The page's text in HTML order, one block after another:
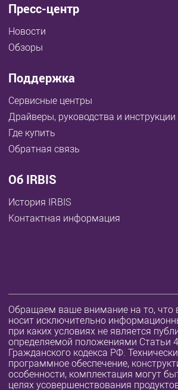
Пресс-центр
Новости
Обзоры
Поддержка
Сервисные центры
Драйверы, руководства и инструкции
Где купить
Обратная связь
Об IRBIS
История IRBIS
Контактная информация
Обращаем ваше внимание на то, что
носит исключительно
при каких условиях не является
определяемой положениями Статьи
Гражданского кодекса РФ.
программное обеспечение,
особенности, комплектация могут
целях усовершенствования